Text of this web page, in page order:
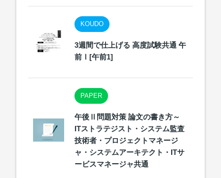
KOUDO
3週間で仕上げる 高度試験共通 午
前Ⅰ[午前1]
PAPER
午後Ⅱ問題対策 論文の書き方～
ITストラテジスト・システム監査
技術者・プロジェクトマネージ
ャ・システムアーキテクト・ITサ
ービスマネージャ共通